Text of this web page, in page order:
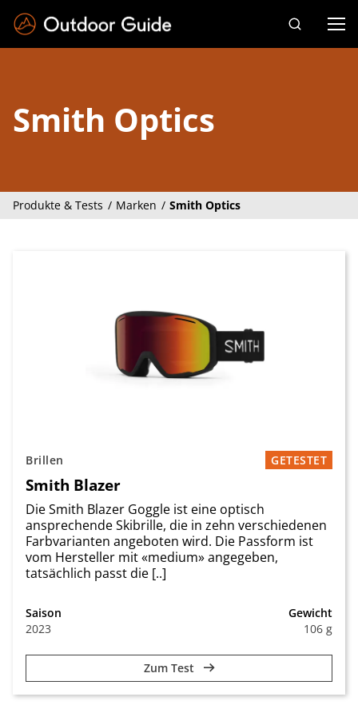
Smith Optics
Produkte & Tests Marken Smith Optics
Brillen GETESTET
Smith Blazer
Die Smith Blazer Goggle ist eine optisch
ansprechende Skibrille, die in zehn verschiedenen
Farbvarianten angeboten wird. Die Passform ist
vom Hersteller mit «medium» angegeben,
tatsächlich passt die [..]
Saison
2023
Gewicht
106 g
Zum Test